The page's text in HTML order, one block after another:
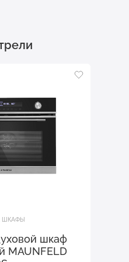
ШКАФЫ
шкаф
MAUNFELD